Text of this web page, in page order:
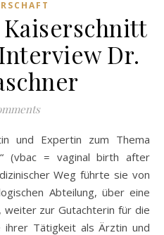
Dr.
(vbac = vaginal birth after
Weg führte sie von
Abteilung, über eine
weiter zur Gutachterin für die
ihrer Tätigkeit als Ärztin und